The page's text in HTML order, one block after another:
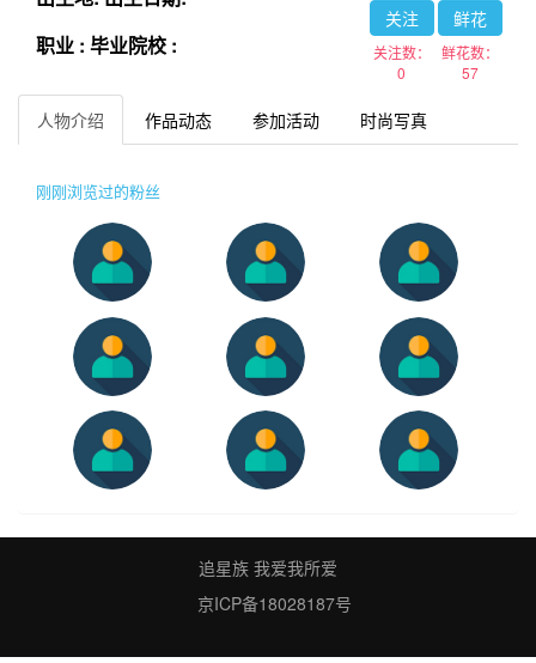
职业 : 毕业院校 :
关注
关注数：
0
鲜花
鲜花数：
57
人物介绍 作品动态 参加活动 时尚写真
刚刚浏览过的粉丝
追星族 我爱我所爱
京ICP备18028187号